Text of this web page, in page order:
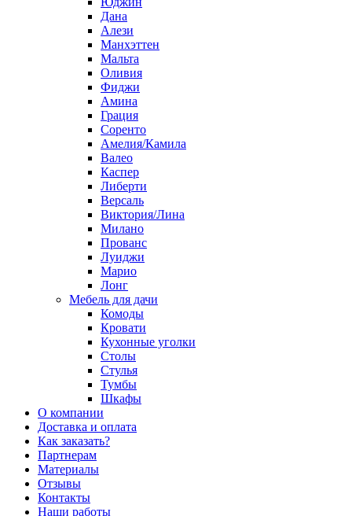
Дана
Алези
Манхэттен
Мальта
Оливия
Фиджи
Амина
Грация
Соренто
Амелия/Камила
Валео
Каспер
Либерти
Версаль
Виктория/Лина
Милано
Прованс
Луиджи
Марио
Лонг
Мебель для дачи
Комоды
Кровати
Кухонные уголки
Столы
Стулья
Тумбы
Шкафы
О компании
Доставка и оплата
Как заказать?
Партнерам
Материалы
Отзывы
Контакты
Наши работы